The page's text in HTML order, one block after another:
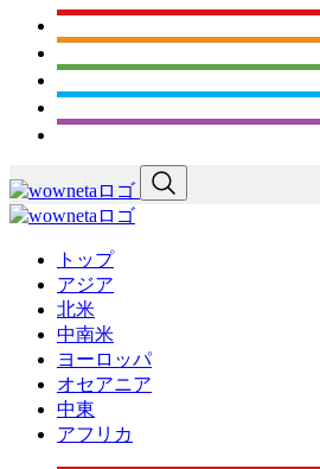
トップ
アジア
北米
中南米
ヨーロッパ
オセアニア
中東
アフリカ